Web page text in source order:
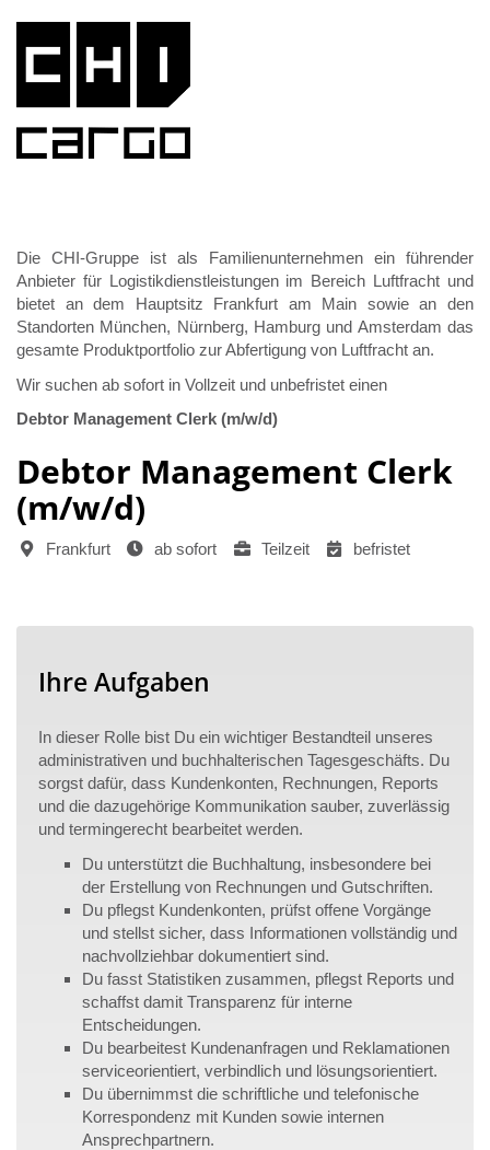
Debtor Management Clerk
(m/w/d)
Frankfurt ab sofort Teilzeit befristet
Die CHI-Gruppe ist als Familienunternehmen ein führender
Anbieter für Logistikdienstleistungen im Bereich Luftfracht und
bietet an dem Hauptsitz Frankfurt am Main sowie an den
Standorten München, Nürnberg, Hamburg und Amsterdam das
gesamte Produktportfolio zur Abfertigung von Luftfracht an.
Wir suchen ab sofort in Vollzeit und unbefristet einen
Debtor Management Clerk (m/w/d)
Ihre Aufgaben
In dieser Rolle bist Du ein wichtiger Bestandteil unseres
administrativen und buchhalterischen Tagesgeschäfts. Du
sorgst dafür, dass Kundenkonten, Rechnungen, Reports
und die dazugehörige Kommunikation sauber, zuverlässig
und termingerecht bearbeitet werden.
Du unterstützt die Buchhaltung, insbesondere bei
der Erstellung von Rechnungen und Gutschriften.
Du pflegst Kundenkonten, prüfst offene Vorgänge
und stellst sicher, dass Informationen vollständig und
nachvollziehbar dokumentiert sind.
Du fasst Statistiken zusammen, pflegst Reports und
schaffst damit Transparenz für interne
Entscheidungen.
Du bearbeitest Kundenanfragen und Reklamationen
serviceorientiert, verbindlich und lösungsorientiert.
Du übernimmst die schriftliche und telefonische
Korrespondenz mit Kunden sowie internen
Ansprechpartnern.